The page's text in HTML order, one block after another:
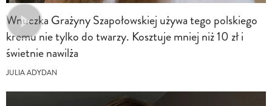
Wnuczka Grażyny Szapołowskiej używa tego polskiego
kremu nie tylko do twarzy. Kosztuje mniej niż 10 zł i
świetnie nawilża
JULIA ADYDAN